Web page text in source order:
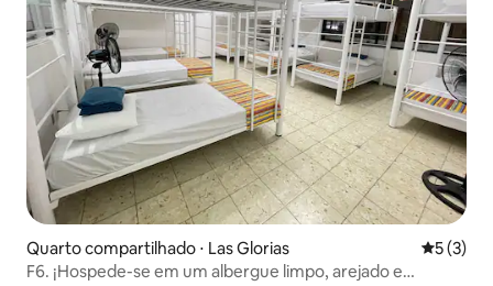
Quarto compartilhado ⋅ Las Glorias 5 de
5 (3)
F6. ¡Hospede-se em um albergue limpo, arejado e